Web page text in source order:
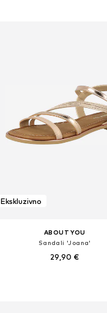
Ekskluzivno
ABOUT YOU
Sandali 'Joana'
29,90 €